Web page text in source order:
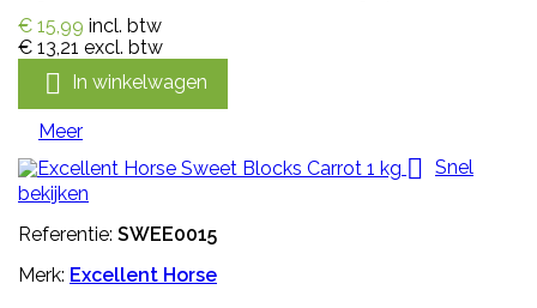
€ 15,99 incl. btw
€ 13,21 excl. btw
 In winkelwagen
Meer
 Snel
bekijken
Referentie: SWEE0015
Merk: Excellent Horse